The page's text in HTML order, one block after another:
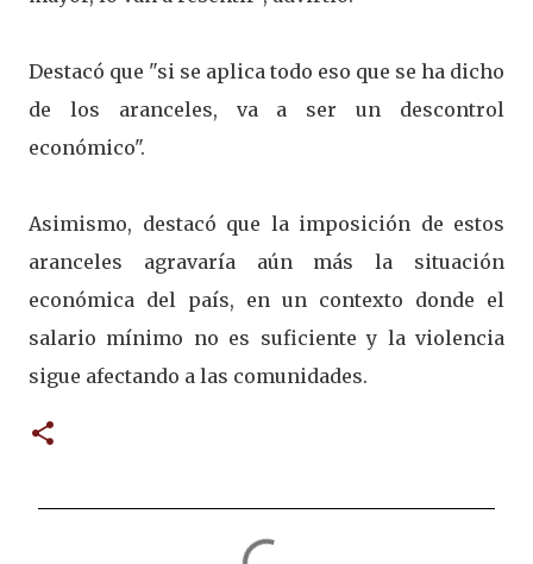
Destacó que "si se aplica todo eso que se ha dicho
de los aranceles, va a ser un descontrol
económico".
Asimismo, destacó que la imposición de estos
aranceles agravaría aún más la situación
económica del país, en un contexto donde el
salario mínimo no es suficiente y la violencia
sigue afectando a las comunidades.